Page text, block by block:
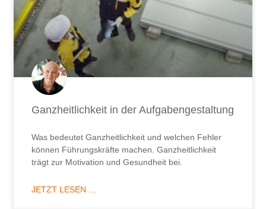
Ganzheitlichkeit in der Aufgabengestaltung
Was bedeutet Ganzheitlichkeit und welchen Fehler
können Führungskräfte machen. Ganzheitlichkeit
trägt zur Motivation und Gesundheit bei.
JETZT LESEN ...